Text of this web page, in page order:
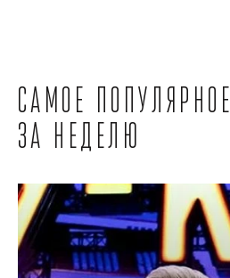
Самое популярное
за неделю